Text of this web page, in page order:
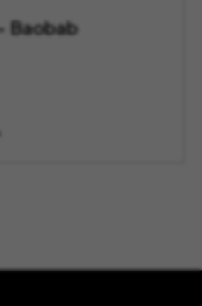
Baobab